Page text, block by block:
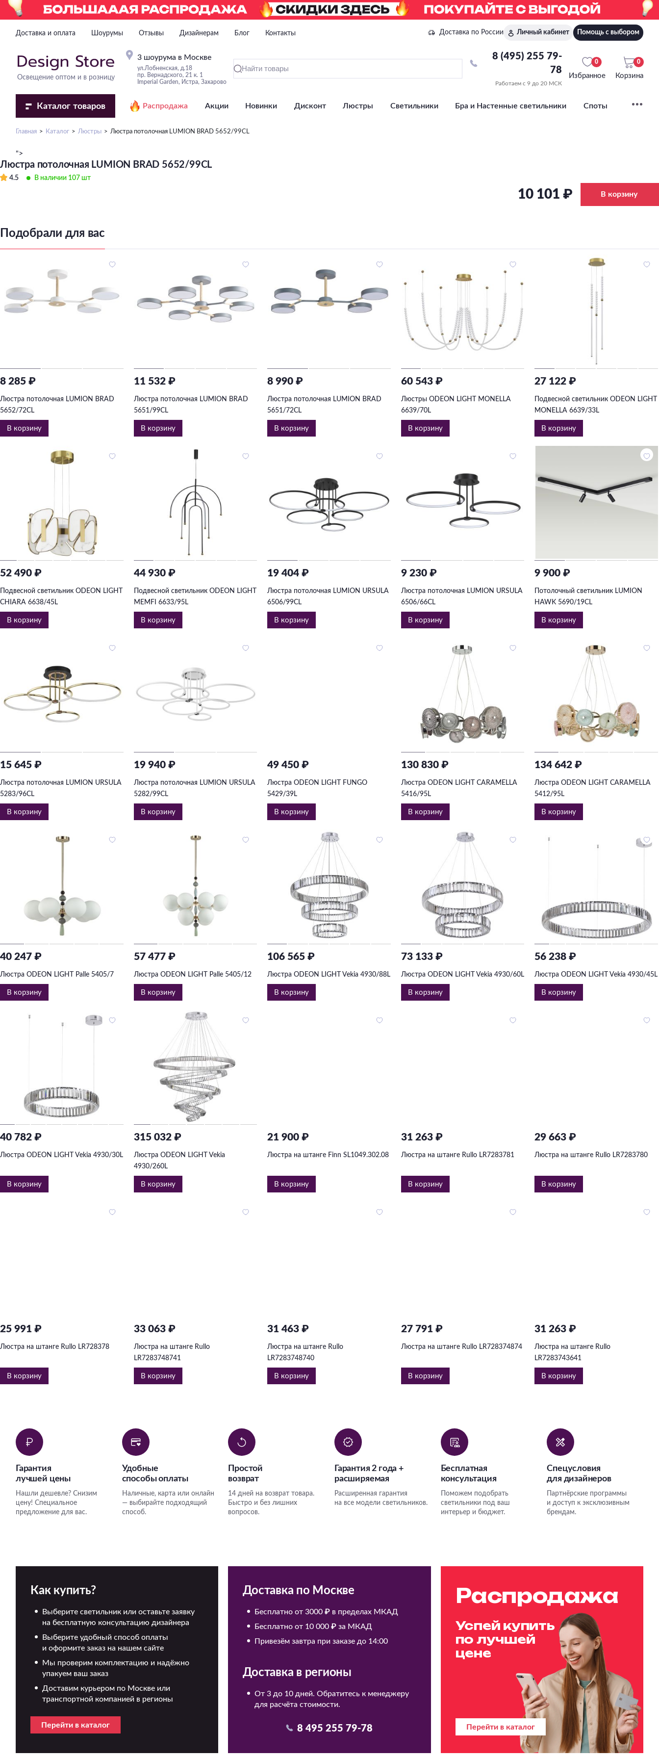
Доставка и оплата Шоурумы Отзывы Дизайнерам Блог Контакты Доставка по России Личный кабинет Помощь с выбором
Освещение оптом и в розницу
3 шоурума в Москве
ул.Лобненская, д.18
пр. Вернадского, 21 к. 1
Imperial Garden, Истра, Захарово
8 (495) 255 79-
78
Работаем с 9 до 20 МСК
Избранное
0
Корзина
0
Каталог товаров Распродажа Акции Новинки Дисконт Люстры Светильники Бра и Настенные светильники Споты
Главная Каталог Люстры Люстра потолочная LUMION BRAD 5652/99CL
">
Люстра потолочная LUMION BRAD 5652/99CL
4.5 В наличии 107 шт
10 101 ₽ В корзину
Подобрали для вас
8 285 ₽
Люстра потолочная LUMION BRAD
5652/72CL
В корзину
11 532 ₽
Люстра потолочная LUMION BRAD
5651/99CL
В корзину
8 990 ₽
Люстра потолочная LUMION BRAD
5651/72CL
В корзину
60 543 ₽
Люстры ODEON LIGHT MONELLA
6639/70L
В корзину
27 122 ₽
Подвесной светильник ODEON LIGHT
MONELLA 6639/33L
В корзину
52 490 ₽
Подвесной светильник ODEON LIGHT
CHIARA 6638/45L
В корзину
44 930 ₽
Подвесной светильник ODEON LIGHT
MEMFI 6633/95L
В корзину
19 404 ₽
Люстра потолочная LUMION URSULA
6506/99CL
В корзину
9 230 ₽
Люстра потолочная LUMION URSULA
6506/66CL
В корзину
9 900 ₽
Потолочный светильник LUMION
HAWK 5690/19CL
В корзину
15 645 ₽
Люстра потолочная LUMION URSULA
5283/96CL
В корзину
19 940 ₽
Люстра потолочная LUMION URSULA
5282/99CL
В корзину
49 450 ₽
Люстра ODEON LIGHT FUNGO
5429/39L
В корзину
130 830 ₽
Люстра ODEON LIGHT CARAMELLA
5416/95L
В корзину
134 642 ₽
Люстра ODEON LIGHT CARAMELLA
5412/95L
В корзину
40 247 ₽
Люстра ODEON LIGHT Palle 5405/7
В корзину
57 477 ₽
Люстра ODEON LIGHT Palle 5405/12
В корзину
106 565 ₽
Люстра ODEON LIGHT Vekia 4930/88L
В корзину
73 133 ₽
Люстра ODEON LIGHT Vekia 4930/60L
В корзину
56 238 ₽
Люстра ODEON LIGHT Vekia 4930/45L
В корзину
40 782 ₽
Люстра ODEON LIGHT Vekia 4930/30L
В корзину
315 032 ₽
Люстра ODEON LIGHT Vekia
4930/260L
В корзину
21 900 ₽
Люстра на штанге Finn SL1049.302.08
В корзину
31 263 ₽
Люстра на штанге Rullo LR7283781
В корзину
29 663 ₽
Люстра на штанге Rullo LR7283780
В корзину
25 991 ₽
Люстра на штанге Rullo LR728378
В корзину
33 063 ₽
Люстра на штанге Rullo
LR7283748741
В корзину
31 463 ₽
Люстра на штанге Rullo
LR7283748740
В корзину
27 791 ₽
Люстра на штанге Rullo LR728374874
В корзину
31 263 ₽
Люстра на штанге Rullo
LR7283743641
В корзину
Гарантия
лучшей цены
Нашли дешевле? Снизим
цену! Специальное
предложение для вас.
Удобные
способы оплаты
Наличные, карта или онлайн
— выбирайте подходящий
способ.
Простой
возврат
14 дней на возврат товара.
Быстро и без лишних
вопросов.
Гарантия 2 года +
расширяемая
Расширенная гарантия
на все модели светильников.
Бесплатная
консультация
Поможем подобрать
светильники под ваш
интерьер и бюджет.
Спецусловия
для дизайнеров
Партнёрские программы
и доступ к эксклюзивным
брендам.
Как купить?
Выберите светильник или оставьте заявку
на бесплатную консультацию дизайнера
Выберите удобный способ оплаты
и оформите заказ на нашем сайте
Мы проверим комплектацию и надёжно
упакуем ваш заказ
Доставим курьером по Москве или
транспортной компанией в регионы
Перейти в каталог
Доставка по Москве
Бесплатно от 3000 ₽ в пределах МКАД
Бесплатно от 10 000 ₽ за МКАД
Привезём завтра при заказе до 14:00
Доставка в регионы
От 3 до 10 дней. Обратитесь к менеджеру
для расчёта стоимости.
8 495 255 79-78
Распродажа
Успей купить
по лучшей
цене
Перейти в каталог